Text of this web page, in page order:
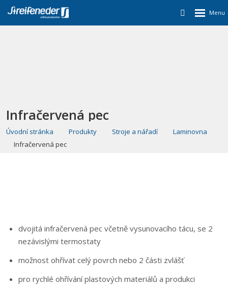
Infračervená pec
Úvodní stránka Produkty Stroje a nářadí
Laminovna
Infračervená pec
dvojitá infračervená pec včetně vysunovacího tácu, se 2
nezávislými termostaty
možnost ohřívat celý povrch nebo 2 části zvlášť
pro rychlé ohřívání plastových materiálů a produkci